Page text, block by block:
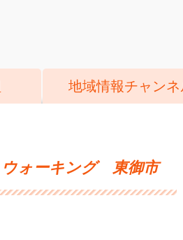
地域情報チャン
ォーキング 東御市